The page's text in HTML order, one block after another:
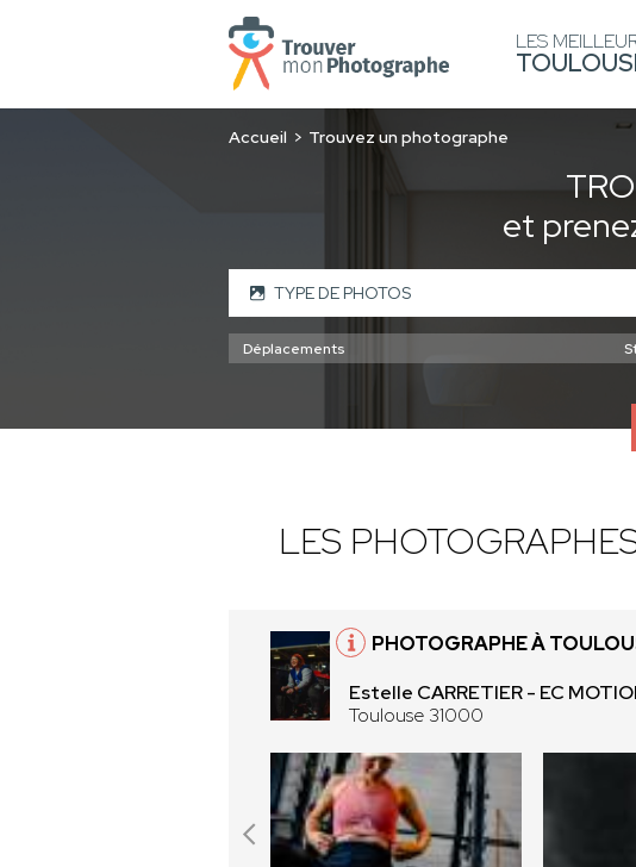
LES
Accueil Trouvez un photographe
et
LES
PHOTOGRAPHE À
Estelle CARRETIER - EC
Toulouse 31000